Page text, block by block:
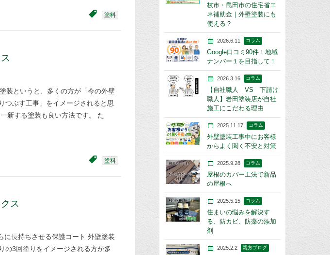
塗料
装というと、多くの方が「今の外壁
つぶす工事」をイメージされると思
新する塗装も良い方法です。 た
塗料
ス
に長持ちさせる保護コート 外壁塗装
の3回塗りをイメージされる方が多
枝市・島田市の住宅省エ
ネ補助金｜外壁塗装にも
使える？
2026.6.11 コラム
Google口コミ90件！地域
ナンバー１を目指して！
2026.3.16 コラム
【自社職人 VS 下請け
職人】岩田塗装店が自社
施工にこだわる理由
2025.11.17 コラム
外壁塗装工事中にお客様
からよく聞く不安と対策
2025.9.28 コラム
屋根のカバー工法で新品
の屋根へ
2025.5.15 コラム
住まいの悩みを解決す
る、防カビ、防藻の添加
剤
2025.2.2 親方ブログ